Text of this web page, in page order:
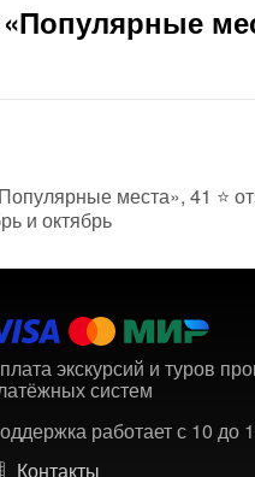
места», 41 ⭐
и октябрь
экскурсий и туров
систем
работает с 10 до
Контакты